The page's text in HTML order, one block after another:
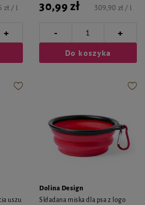
zł / l
+
30,99 zł 309,90 zł / l
- +
Do koszyka
uszu
Dolina Design
Składana miska dla psa z logo